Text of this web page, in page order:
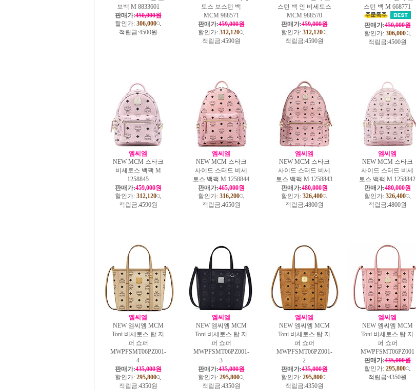
보백 M 8833601
판매가:450,000원
할인가: 306,000
적립금:4500원
토스 보스턴 백
MCM 988571
판매가:459,000원
할인가: 312,120
적립금:4590원
스턴 백 인 비세토스
MCM 988570
판매가:459,000원
할인가: 312,120
적립금:4590원
스턴 백 M 668771
판매가:450,000원
할인가: 306,000
적립금:4500원
엠씨엠
NEW MCM 스타크
비세토스 백팩 M
1258845
판매가:459,000원
할인가: 312,120
적립금:4590원
엠씨엠
NEW MCM 스타크
사이드 스터드 비세
토스 백팩 M 1258844
판매가:465,000원
할인가: 316,200
적립금:4650원
엠씨엠
NEW MCM 스타크
사이드 스터드 비세
토스 백팩 M 1258843
판매가:480,000원
할인가: 326,400
적립금:4800원
엠씨엠
NEW MCM 스타크
사이드 스터드 비세
토스 백팩 M 1258842
판매가:480,000원
할인가: 326,400
적립금:4800원
엠씨엠
NEW 엠씨엠 MCM
Toni 비세토스 탑 지
퍼 쇼퍼
MWPFSMT06PZ001-
4
판매가:435,000원
할인가: 295,800
적립금:4350원
엠씨엠
NEW 엠씨엠 MCM
Toni 비세토스 탑 지
퍼 쇼퍼
MWPFSMT06PZ001-
3
판매가:435,000원
할인가: 295,800
적립금:4350원
엠씨엠
NEW 엠씨엠 MCM
Toni 비세토스 탑 지
퍼 쇼퍼
MWPFSMT06PZ001-
2
판매가:435,000원
할인가: 295,800
적립금:4350원
엠씨엠
NEW 엠씨엠 MCM
Toni 비세토스 탑 지
퍼 쇼퍼
MWPFSMT06PZ001
판매가:435,000원
할인가: 295,800
적립금:4350원